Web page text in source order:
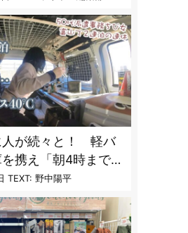
人が続々と！ 軽バ
携え「朝4時までホ
」の奮闘記
TEXT: 野中陽平